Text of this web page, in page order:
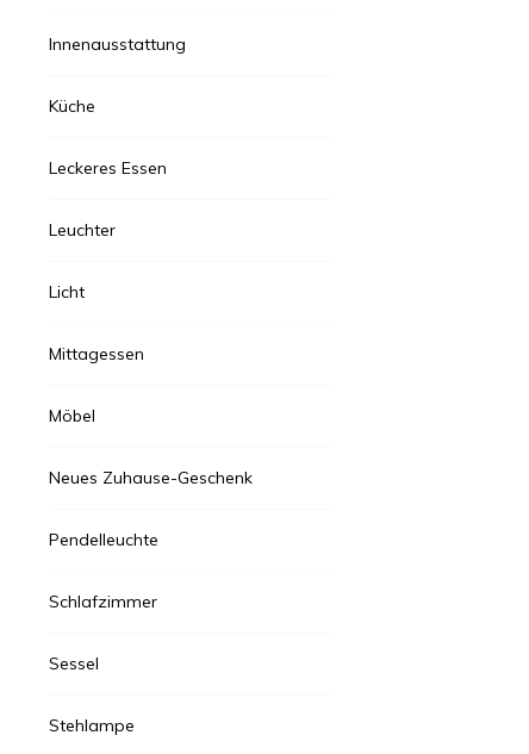
Innenausstattung
Küche
Leckeres Essen
Leuchter
Licht
Mittagessen
Möbel
Neues Zuhause-Geschenk
Pendelleuchte
Schlafzimmer
Sessel
Stehlampe